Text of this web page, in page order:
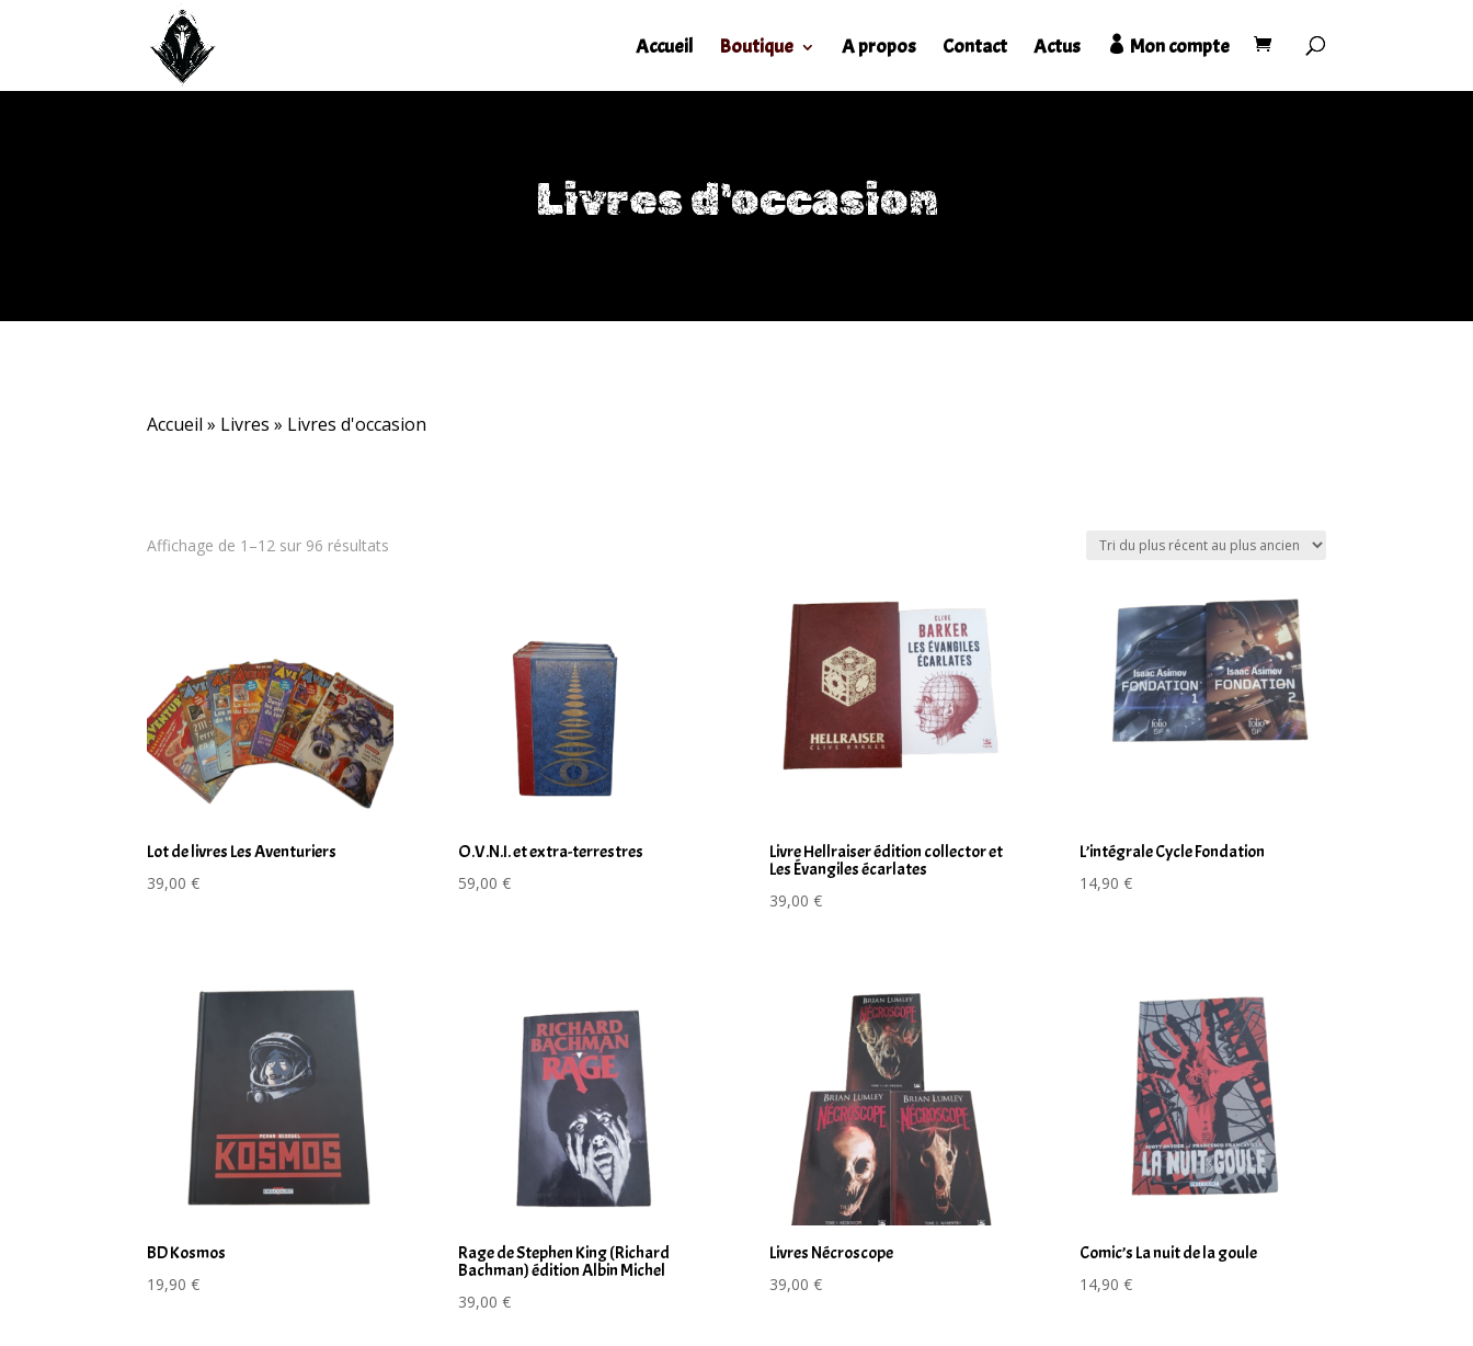
Accueil Boutique A propos Contact Actus Mon compte
Livres d'occasion
Accueil » Livres » Livres d'occasion
Affichage de 1–12 sur 96 résultats
ancien
Lot de livres Les Aventuriers
39,00€
O.V.N.I. et extra-terrestres
59,00 €
Livre Hellraiser édition collector et
Les Évangiles écarlates
39,00 €
L’intégrale Cycle Fondation
14,90€
BD Kosmos
19,90€
Rage de Stephen King (Richard
Bachman) édition Albin Michel
39,00 €
Livres Nécroscope
39,00 €
Comic’s La nuit de la goule
14,90€